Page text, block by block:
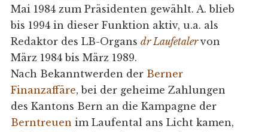
Mai 1984 zum Präsidenten gewählt. A. blieb
bis 1994 in dieser Funktion aktiv, u.a. als
Redaktor des LB-Organs dr Laufetaler von
März 1984 bis März 1989.
Nach Bekanntwerden der Berner
Finanzaffäre, bei der geheime Zahlungen
des Kantons Bern an die Kampagne der
Berntreuen im Laufental ans Licht kamen,